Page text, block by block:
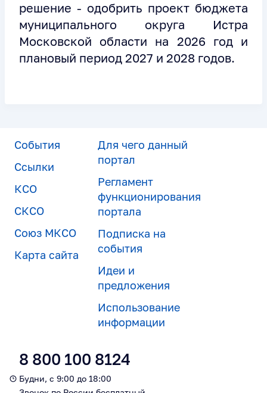
решение - одобрить проект бюджета
муниципального округа Истра
Московской области на 2026 год и
плановый период 2027 и 2028 годов.
События
Ссылки
КСО
СКСО
Союз МКСО
Карта сайта
Для чего данный
портал
Регламент
функционирования
портала
Подписка на
события
Идеи и
предложения
Использование
информации
8 800 100 8124
Будни, с 9:00 до 18:00